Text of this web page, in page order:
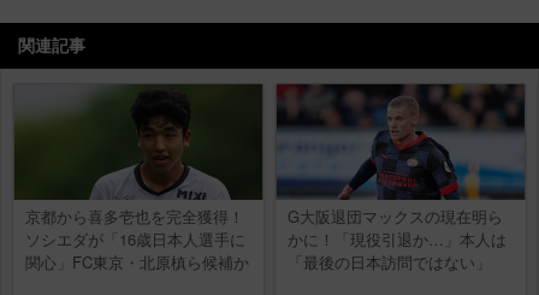
関連記事
京都から喜多壱也を完全獲得！
ソシエダが「16歳日本人選手に
関心」FC東京・北原槙ら候補か
G大阪退団マックスの現在明ら
かに！「現役引退か…」本人は
「最後の日本訪問ではない」